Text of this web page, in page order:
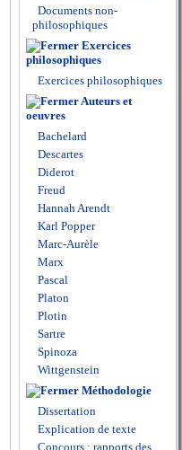
Documents non-
philosophiques
Exercices
philosophiques
Exercices philosophiques
Auteurs et
oeuvres
Bachelard
Descartes
Diderot
Freud
Hannah Arendt
Karl Popper
Marc-Aurèle
Marx
Pascal
Platon
Plotin
Sartre
Spinoza
Wittgenstein
Méthodologie
Dissertation
Explication de texte
Concours : rapports des